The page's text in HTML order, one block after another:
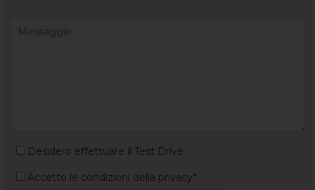
Desidero effettuare il Test Drive
Accetto le condizioni della privacy*